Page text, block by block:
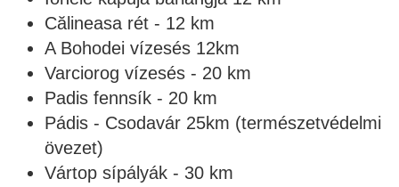
Călineasa rét - 12 km
A Bohodei vízesés 12km
Varciorog vízesés - 20 km
Padis fennsík - 20 km
Pádis - Csodavár 25km (természetvédelmi
övezet)
Vártop sípályák - 30 km